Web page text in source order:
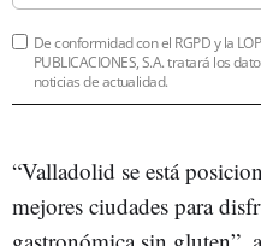
De conformidad con el RGPD y la
PUBLICACIONES, S.A. tratará los
noticias de actualidad.
“Valladolid se está
mejores ciudades para